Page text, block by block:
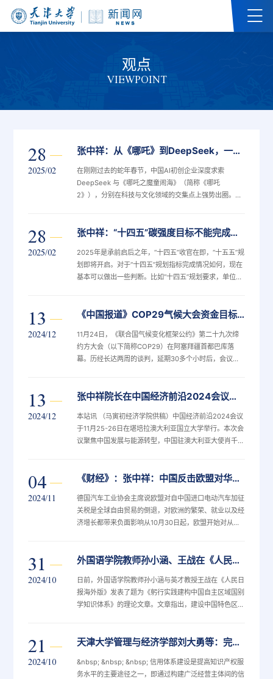
观点
VIEWPOINT
28
2025/02
张中祥：从《哪吒》到DeepSeek，一次特效困局与算力围城中的突围
在刚刚过去的蛇年春节，中国AI初创企业深度求索
DeepSeek 与《哪吒之魔童闹海》（简称《哪吒
2》），分别在科技与文化领域的交集点上强势出圈。
为最快突破3000万日活用户的AI应用，让全民对科技创
举办 “DeepSeek 之爆对中国
28
2025/02
张中祥：“十四五”碳强度目标不能完成，“十五五”怎么办
2025年是承前启后之年，“十四五”收官在即，“十五五”规
划即将开启。对于“十四五”规划指标完成情况如何，现在
基本可以做出一些判断。比如“十四五”规划要求，单位国
大概率是完不成了。去年年中，天津大学教授、国家能
四五”将首次不能同时完成五年规划的
13
2024/12
《中国报道》COP29气候大会资金目标僵持 全球气候融资困境何解？
11月24日，《联合国气候变化框架公约》第二十九次缔
约方大会（以下简称COP29）在阿塞拜疆首都巴库落
幕。历经长达两周的谈判，延期30多个小时后，会议最
在阿塞拜疆首都巴库，人们与联合国气候变化巴库大会的
议并非易事。在COP29闭幕前两天，
13
2024/12
张中祥院长在中国经济前沿2024会议作主旨报告 解析中欧电动汽车关税之争和未来之路
本站讯 （马寅初经济学院供稿）中国经济前沿2024会议
于11月25-26日在堪培拉澳大利亚国立大学举行。本次会
议聚焦中国发展与能源转型，中国驻澳大利亚大使肖千致
发展研究院前院长姚洋教授、天津大学马寅初经济学院创
教授应邀作了主旨报告。澳大利亚国立大学
04
2024/11
《财经》：张中祥：中国反击欧盟对华电动汽车关税案
德国汽车工业协会主席说欧盟对自中国进口电动汽车加征
关税是全球自由贸易的倒退，对欧洲的繁荣、就业以及经
济增长都带来负面影响从10月30日起，欧盟开始对从中
抽样公司比亚迪、吉利和上汽分别加征17%、18.8%和
公司则面临35.3%的税率，特
31
2024/10
外国语学院教师孙小涵、王战在《人民日报海外版》就区域国别学科建设发表理论文章
日前，外国语学院教师孙小涵与英才教授王战在《人民日
报海外版》发表了题为《躬行实践建构中国自主区域国别
学知识体系》的理论文章。文章指出，建设中国特色区域
高使命和责任担当。要挑起这份重担，就必须回答何以必
国自主的知识体系为基础推动中国特色区域国别学学科体
21
2024/10
天津大学管理与经济学部刘大勇等：完善信用机制，提升服务水平
&nbsp; &nbsp; &nbsp; 信用体系建设是提高知识产权服
务水平的主要途径之一，即通过构建广泛经营主体间的信